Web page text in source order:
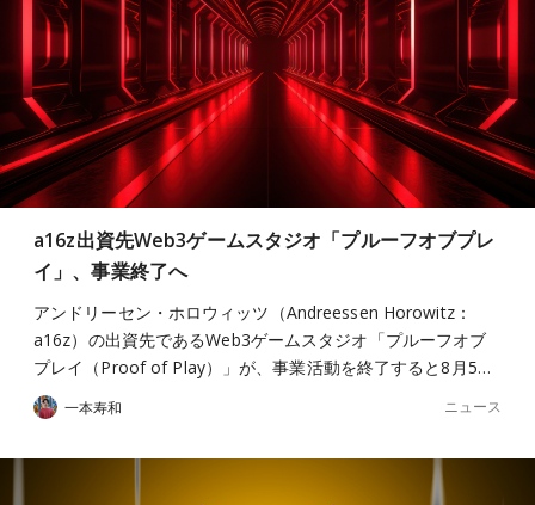
a16z出資先Web3ゲームスタジオ「プルーフオブプレ
イ」、事業終了へ
アンドリーセン・ホロウィッツ（Andreessen Horowitz：
a16z）の出資先であるWeb3ゲームスタジオ「プルーフオブ
プレイ（Proof of Play）」が、事業活動を終了すると8月5…
一本寿和 ニュース